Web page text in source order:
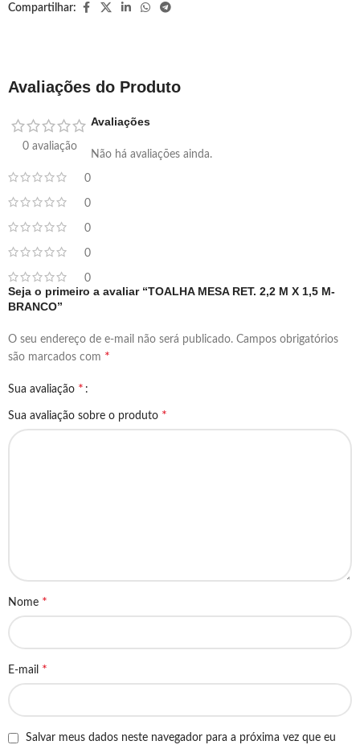
Compartilhar:
Avaliações do Produto
0 avaliação
0
0
0
0
0
Avaliações
Não há avaliações ainda.
Seja o primeiro a avaliar “TOALHA MESA RET. 2,2 M X 1,5 M-
BRANCO”
O seu endereço de e-mail não será publicado. Campos obrigatórios
são marcados com *
Sua avaliação *
Sua avaliação sobre o produto *
Nome *
E-mail *
Salvar meus dados neste navegador para a próxima vez que eu